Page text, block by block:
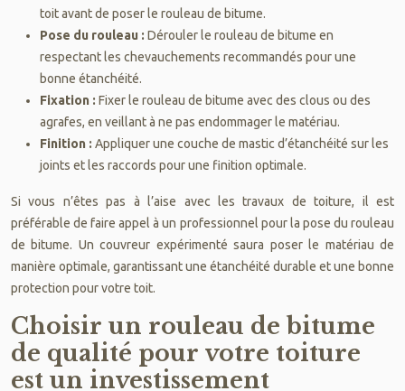
toit avant de poser le rouleau de bitume.
Pose du rouleau : Dérouler le rouleau de bitume en
respectant les chevauchements recommandés pour une
bonne étanchéité.
Fixation : Fixer le rouleau de bitume avec des clous ou des
agrafes, en veillant à ne pas endommager le matériau.
Finition : Appliquer une couche de mastic d’étanchéité sur les
joints et les raccords pour une finition optimale.
Si vous n’êtes pas à l’aise avec les travaux de toiture, il est
préférable de faire appel à un professionnel pour la pose du rouleau
de bitume. Un couvreur expérimenté saura poser le matériau de
manière optimale, garantissant une étanchéité durable et une bonne
protection pour votre toit.
Choisir un rouleau de bitume
de qualité pour votre toiture
est un investissement